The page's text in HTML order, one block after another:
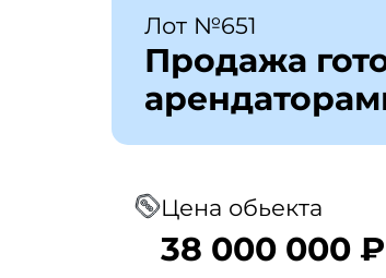
Лот №651
Продажа
Цена обьекта
38 000 000 ₽